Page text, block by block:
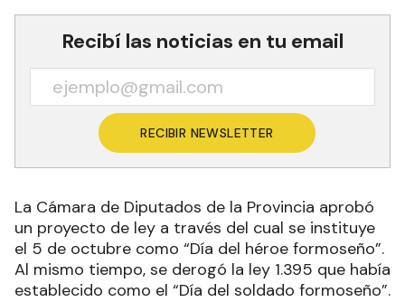
Recibí las noticias en tu email
RECIBIR NEWSLETTER
La Cámara de Diputados de la Provincia aprobó
un proyecto de ley a través del cual se instituye
el 5 de octubre como “Día del héroe formoseño”.
Al mismo tiempo, se derogó la ley 1.395 que había
establecido como el “Día del soldado formoseño”.